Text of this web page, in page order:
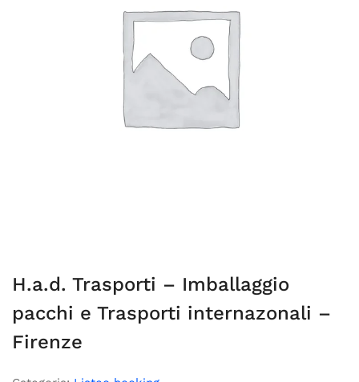
H.a.d. Trasporti – Imballaggio
pacchi e Trasporti internazonali –
Firenze